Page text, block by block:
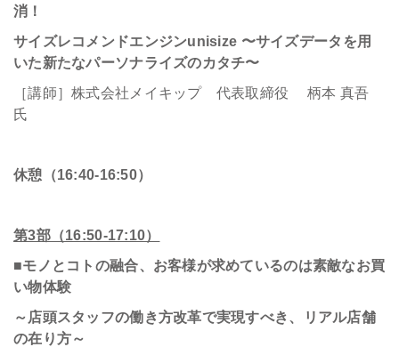
消！
サイズレコメンドエンジンunisize 〜サイズデータを用
いた新たなパーソナライズのカタチ〜
［講師］株式会社メイキップ 代表取締役 柄本 真吾
氏
休憩（16:40-16:50）
第3部（16:50-17:10）
■モノとコトの融合、お客様が求めているのは素敵なお買
い物体験
～店頭スタッフの働き方改革で実現すべき、リアル店舗
の在り方～